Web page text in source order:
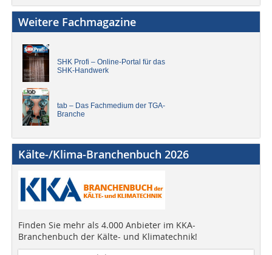
Weitere Fachmagazine
SHK Profi – Online-Portal für das
SHK-Handwerk
tab – Das Fachmedium der TGA-
Branche
Kälte-/Klima-Branchenbuch 2026
Finden Sie mehr als 4.000 Anbieter im KKA-
Branchenbuch der Kälte- und Klimatechnik!